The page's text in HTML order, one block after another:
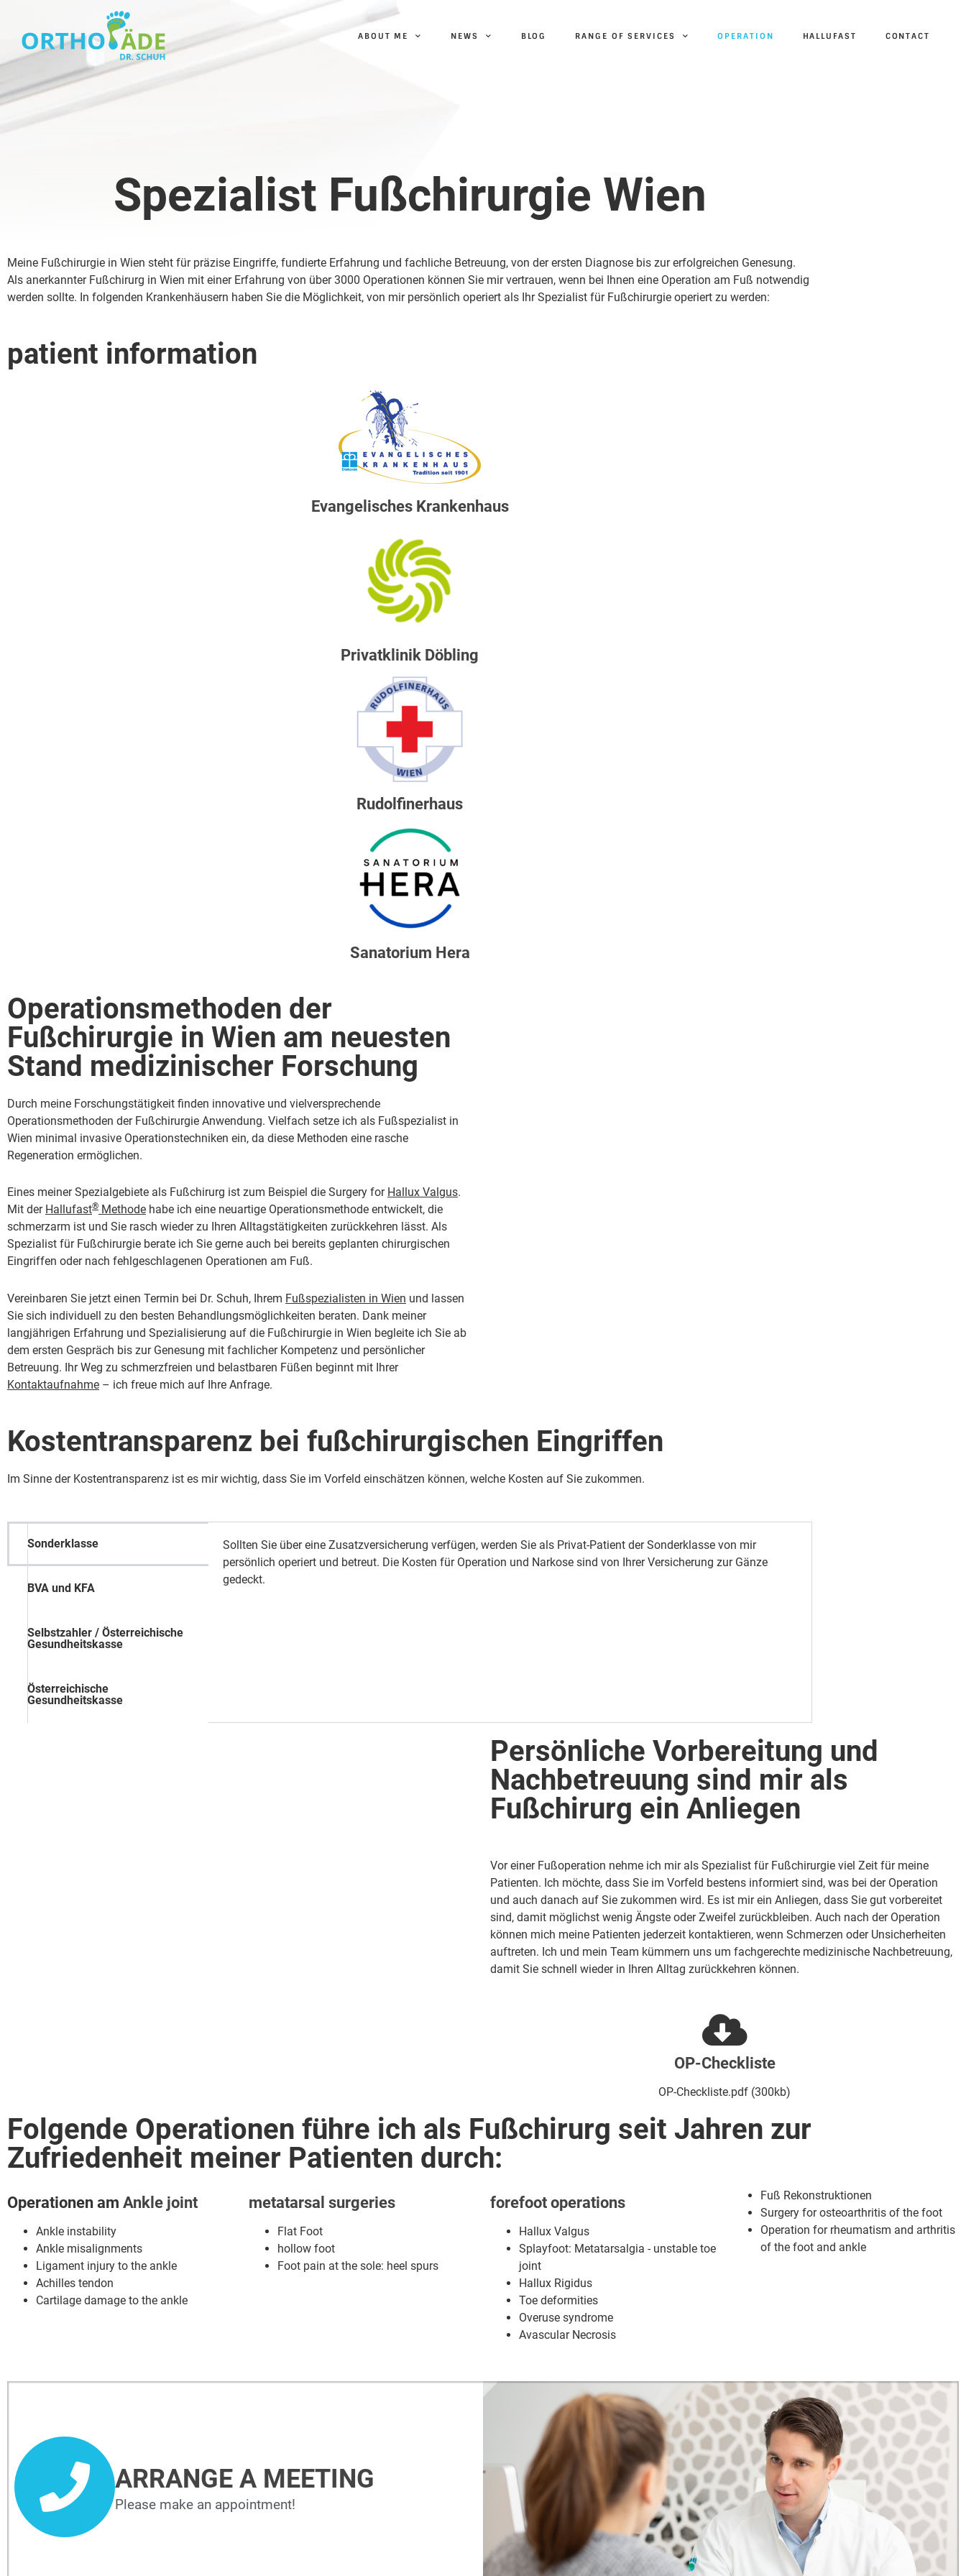
ABOUT ME NEWS BLOG RANGE OF SERVICES OPERATION HALLUFAST CONTACT
Spezialist Fußchirurgie Wien
Meine Fußchirurgie in Wien steht für präzise Eingriffe, fundierte Erfahrung und fachliche Betreuung, von der ersten Diagnose bis zur erfolgreichen Genesung.
Als anerkannter Fußchirurg in Wien mit einer Erfahrung von über 3000 Operationen können Sie mir vertrauen, wenn bei Ihnen eine Operation am Fuß notwendig
werden sollte. In folgenden Krankenhäusern haben Sie die Möglichkeit, von mir persönlich operiert als Ihr Spezialist für Fußchirurgie operiert zu werden:
patient information
Evangelisches Krankenhaus
Privatklinik Döbling
Rudolfinerhaus
Sanatorium Hera
Operationsmethoden der
Fußchirurgie in Wien am neuesten
Stand medizinischer Forschung
Durch meine Forschungstätigkeit finden innovative und vielversprechende
Operationsmethoden der Fußchirurgie Anwendung. Vielfach setze ich als Fußspezialist in
Wien minimal invasive Operationstechniken ein, da diese Methoden eine rasche
Regeneration ermöglichen.
Eines meiner Spezialgebiete als Fußchirurg ist zum Beispiel die Surgery for Hallux Valgus.
Mit der Hallufast® Methode habe ich eine neuartige Operationsmethode entwickelt, die
schmerzarm ist und Sie rasch wieder zu Ihren Alltagstätigkeiten zurückkehren lässt. Als
Spezialist für Fußchirurgie berate ich Sie gerne auch bei bereits geplanten chirurgischen
Eingriffen oder nach fehlgeschlagenen Operationen am Fuß.
Vereinbaren Sie jetzt einen Termin bei Dr. Schuh, Ihrem Fußspezialisten in Wien und lassen
Sie sich individuell zu den besten Behandlungsmöglichkeiten beraten. Dank meiner
langjährigen Erfahrung und Spezialisierung auf die Fußchirurgie in Wien begleite ich Sie ab
dem ersten Gespräch bis zur Genesung mit fachlicher Kompetenz und persönlicher
Betreuung. Ihr Weg zu schmerzfreien und belastbaren Füßen beginnt mit Ihrer
Kontaktaufnahme – ich freue mich auf Ihre Anfrage.
Kostentransparenz bei fußchirurgischen Eingriffen
Im Sinne der Kostentransparenz ist es mir wichtig, dass Sie im Vorfeld einschätzen können, welche Kosten auf Sie zukommen.
Sonderklasse
BVA und KFA
Selbstzahler / Österreichische
Gesundheitskasse
Österreichische
Gesundheitskasse
Sollten Sie über eine Zusatzversicherung verfügen, werden Sie als Privat-Patient der Sonderklasse von mir
persönlich operiert und betreut. Die Kosten für Operation und Narkose sind von Ihrer Versicherung zur Gänze
gedeckt.
Persönliche Vorbereitung und
Nachbetreuung sind mir als
Fußchirurg ein Anliegen
Vor einer Fußoperation nehme ich mir als Spezialist für Fußchirurgie viel Zeit für meine
Patienten. Ich möchte, dass Sie im Vorfeld bestens informiert sind, was bei der Operation
und auch danach auf Sie zukommen wird. Es ist mir ein Anliegen, dass Sie gut vorbereitet
sind, damit möglichst wenig Ängste oder Zweifel zurückbleiben. Auch nach der Operation
können mich meine Patienten jederzeit kontaktieren, wenn Schmerzen oder Unsicherheiten
auftreten. Ich und mein Team kümmern uns um fachgerechte medizinische Nachbetreuung,
damit Sie schnell wieder in Ihren Alltag zurückkehren können.
OP-Checkliste
OP-Checkliste.pdf (300kb)
Folgende Operationen führe ich als Fußchirurg seit Jahren zur
Zufriedenheit meiner Patienten durch:
Operationen am Ankle joint
Ankle instability
Ankle misalignments
Ligament injury to the ankle
Achilles tendon
Cartilage damage to the ankle
metatarsal surgeries
Flat Foot
hollow foot
Foot pain at the sole: heel spurs
forefoot operations
Hallux Valgus
Splayfoot: Metatarsalgia - unstable toe
joint
Hallux Rigidus
Toe deformities
Overuse syndrome
Avascular Necrosis
Fuß Rekonstruktionen
Surgery forosteoarthritis of the foot
Operation for rheumatism and arthritis
of the foot and ankle
ARRANGE A MEETING
Please make an appointment!